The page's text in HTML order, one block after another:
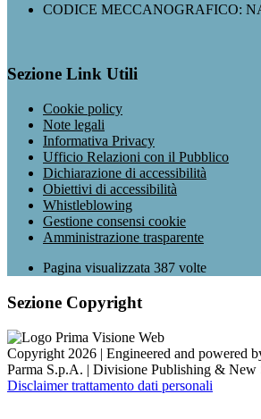
CODICE MECCANOGRAFICO:
Sezione Link Utili
Cookie policy
Note legali
Informativa Privacy
Ufficio Relazioni con il Pubblico
Dichiarazione di accessibilità
Obiettivi di accessibilità
Whistleblowing
Gestione consensi cookie
Amministrazione trasparente
Pagina visualizzata 387 volte
Sezione Copyright
Copyright 2026 | Engineered and powered
Parma S.p.A. | Divisione Publishing & New
Disclaimer trattamento dati personali